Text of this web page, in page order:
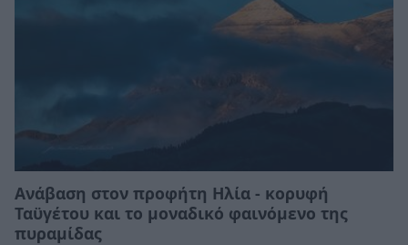
Ανάβαση στον προφήτη Ηλία - κορυφή
Ταϋγέτου και το μοναδικό φαινόμενο της
πυραμίδας